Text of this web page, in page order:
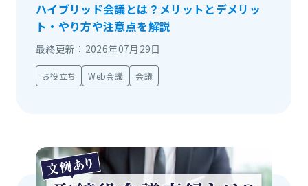
ハイブリッド会議とは？メリットとデメリッ
ト・やり方や注意点を解説
最終更新：2026年07月29日
お役立ち Web会議 会議